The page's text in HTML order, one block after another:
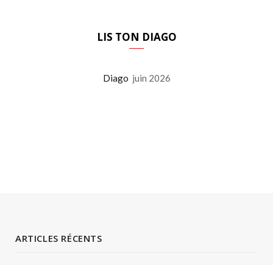
LIS TON DIAGO
Diago juin 2026
ARTICLES RÉCENTS